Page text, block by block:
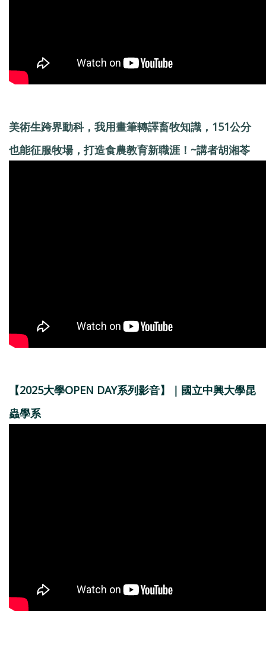
美術生跨界動科，我用畫筆轉譯畜牧知識，151公分
也能征服牧場，打造食農教育新職涯！~講者胡湘苓
【2025大學OPEN DAY系列影音】｜國立中興大學昆
蟲學系